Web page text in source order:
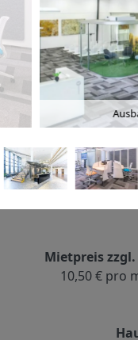
Mietpreis zzgl.
10,50 € pro